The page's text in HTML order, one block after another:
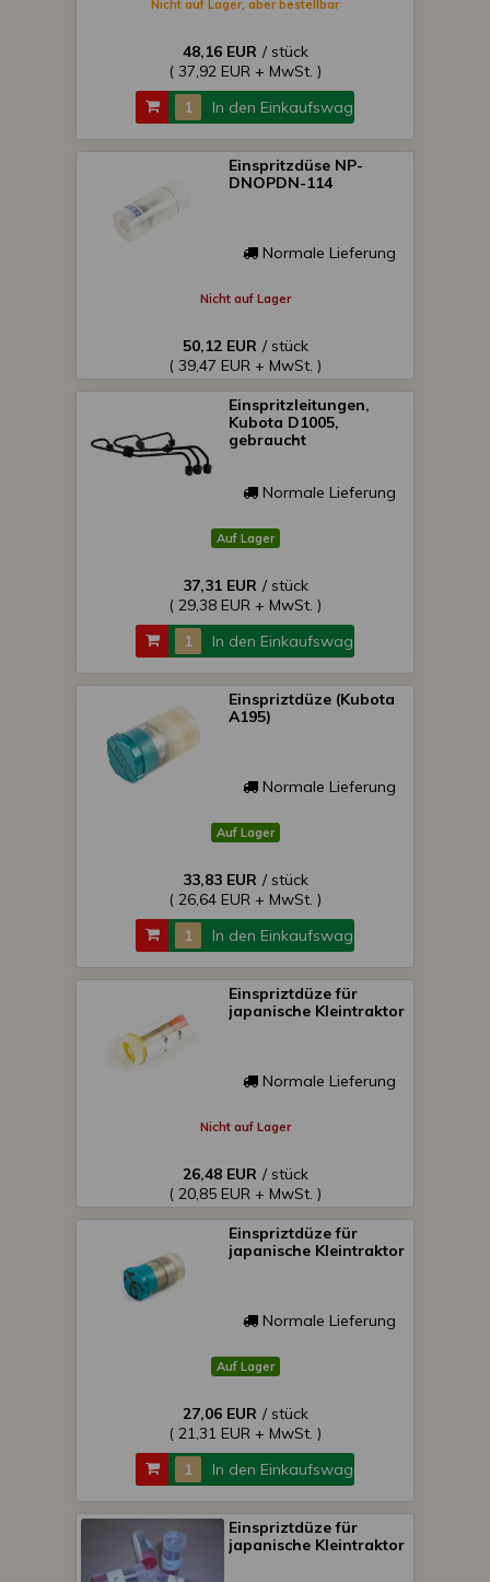
Nicht auf Lager, aber bestellbar
48,16 EUR / stück
( 37,92 EUR + MwSt. )
In den Einkaufswagen
Einspritzdüse NP-
DNOPDN-114
Normale Lieferung
Nicht auf Lager
50,12 EUR / stück
( 39,47 EUR + MwSt. )
Einspritzleitungen,
Kubota D1005,
gebraucht
Normale Lieferung
Auf Lager
37,31 EUR / stück
( 29,38 EUR + MwSt. )
In den Einkaufswagen
Einspriztdüze (Kubota
A195)
Normale Lieferung
Auf Lager
33,83 EUR / stück
( 26,64 EUR + MwSt. )
In den Einkaufswagen
Einspriztdüze für
japanische Kleintraktor
Normale Lieferung
Nicht auf Lager
26,48 EUR / stück
( 20,85 EUR + MwSt. )
Einspriztdüze für
japanische Kleintraktor
Normale Lieferung
Auf Lager
27,06 EUR / stück
( 21,31 EUR + MwSt. )
In den Einkaufswagen
Einspriztdüze für
japanische Kleintraktor